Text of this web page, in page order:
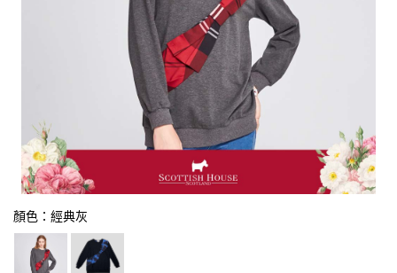
顏色：經典灰